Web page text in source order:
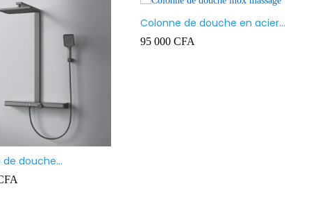
Vasque à poser rectangulaire
noir mate
40 000